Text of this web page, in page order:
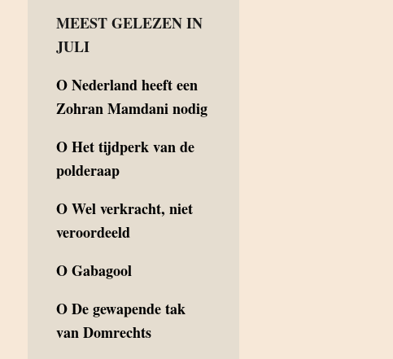
MEEST GELEZEN IN
JULI
ONederland heeft een
Zohran Mamdani nodig
OHet tijdperk van de
polderaap
OWel verkracht, niet
veroordeeld
OGabagool
ODe gewapende tak
van Domrechts